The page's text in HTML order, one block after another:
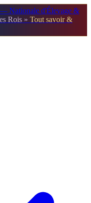
— Nationale d'Élevage &
Rois » Tout savoir &